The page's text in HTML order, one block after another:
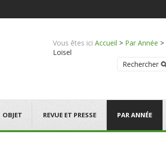
Vous êtes ici Accueil > Par Année >
Loisel
Rechercher
OBJET REVUE ET PRESSE PAR ANNÉE